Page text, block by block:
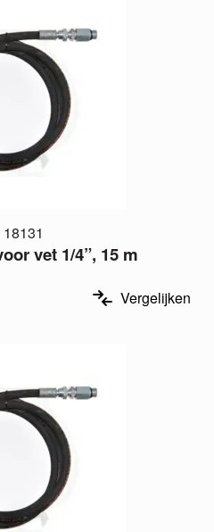
18131
vet 1/4”, 15 m
Vergelijken